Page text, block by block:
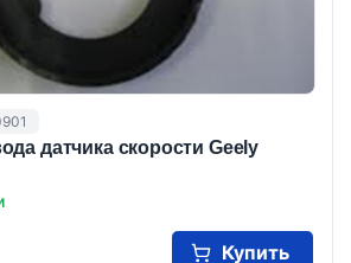
датчика скорости Geely
Купить